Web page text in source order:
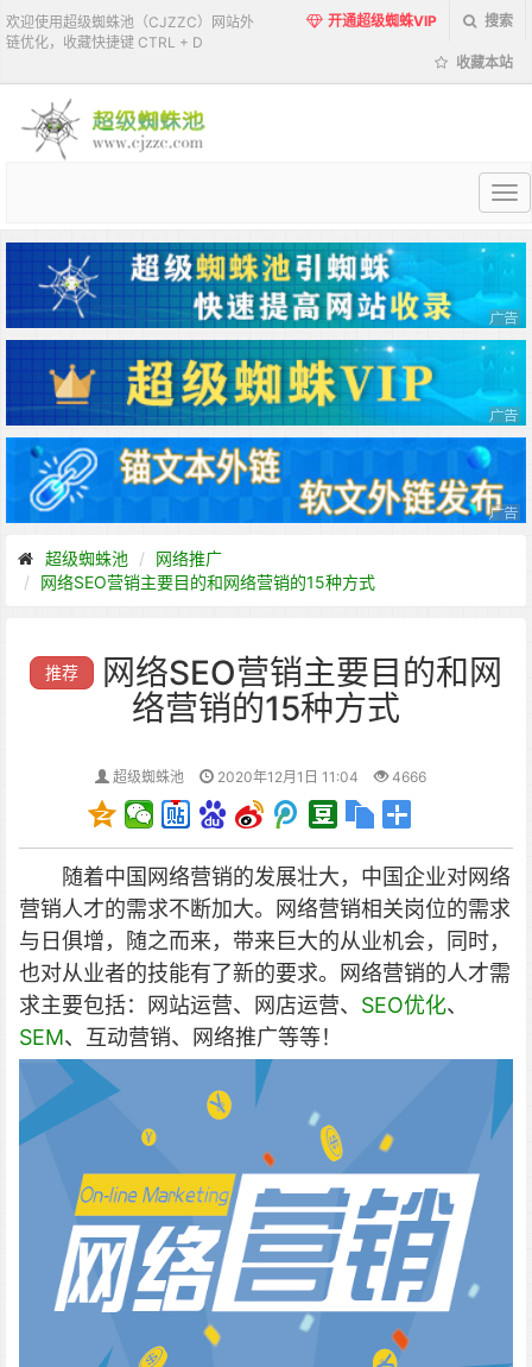
欢迎使用超级蜘蛛池（CJZZC）网站外
链优化，收藏快捷键 CTRL + D
开通超级蜘蛛VIP 搜索
收藏本站
超
蜘
蛛
池
超级蜘蛛池
网络推广
网络SEO营销主要目的和网络营销的15种方式
推荐
网络SEO营销主要目的和网
络营销的15种方式
超级蜘蛛池 2020年12月1日 11:04 4666
随着中国网络营销的发展壮大，中国企业对网络
营销人才的需求不断加大。网络营销相关岗位的需求
与日俱增，随之而来，带来巨大的从业机会，同时，
也对从业者的技能有了新的要求。网络营销的人才需
求主要包括：网站运营、网店运营、 SEO优化、
SEM、互动营销、网络推广等等！